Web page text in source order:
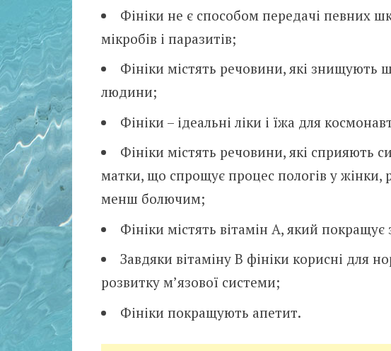
Фініки не є способом передачі певних
мікробів і паразитів;
Фініки містять речовини, які знищують
людини;
Фініки – ідеальні ліки і їжа для
Фініки містять речовини, які сприяють
матки, що спрощує процес пологів у
менш болючим;
Фініки містять вітамін А, який покращує
Завдяки вітаміну В фініки корисні для
розвитку м’язової системи;
Фініки покращують апетит.